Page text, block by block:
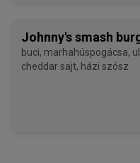
Johnny's smash
buci, marhahúspogácsa, uborka, lilahagyma,
cheddar sajt, házi szósz